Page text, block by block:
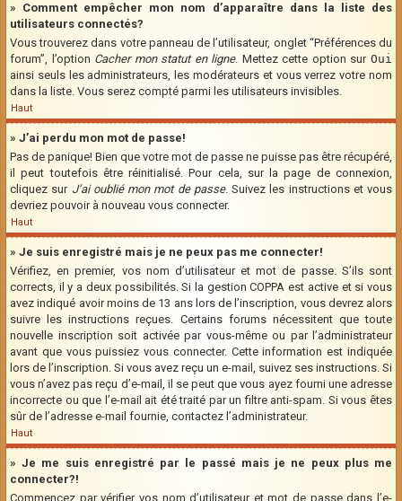
» Comment empêcher mon nom d’apparaître dans la liste des
utilisateurs connectés?
Vous trouverez dans votre panneau de l’utilisateur, onglet “Préférences du
forum”, l’option Cacher mon statut en ligne. Mettez cette option surOui
ainsi seuls les administrateurs, les modérateurs et vous verrez votre nom
dans la liste. Vous serez compté parmi les utilisateurs invisibles.
Haut
» J’ai perdu mon mot de passe!
Pas de panique! Bien que votre mot de passe ne puisse pas être récupéré,
il peut toutefois être réinitialisé. Pour cela, sur la page de connexion,
cliquez sur J’ai oublié mon mot de passe. Suivez les instructions et vous
devriez pouvoir à nouveau vous connecter.
Haut
» Je suis enregistré mais je ne peux pas me connecter!
Vérifiez, en premier, vos nom d’utilisateur et mot de passe. S’ils sont
corrects, il y a deux possibilités. Si la gestion COPPA est active et si vous
avez indiqué avoir moins de 13 ans lors de l’inscription, vous devrez alors
suivre les instructions reçues. Certains forums nécessitent que toute
nouvelle inscription soit activée par vous-même ou par l’administrateur
avant que vous puissiez vous connecter. Cette information est indiquée
lors de l’inscription. Si vous avez reçu un e-mail, suivez ses instructions. Si
vous n’avez pas reçu d’e-mail, il se peut que vous ayez fourni une adresse
incorrecte ou que l’e-mail ait été traité par un filtre anti-spam. Si vous êtes
sûr de l’adresse e-mail fournie, contactez l’administrateur.
Haut
» Je me suis enregistré par le passé mais je ne peux plus me
connecter?!
Commencez par vérifier vos nom d’utilisateur et mot de passe dans l’e-